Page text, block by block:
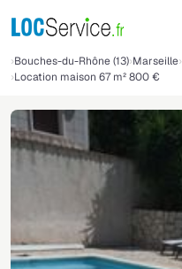
Bouches-du-Rhône (13) Marseille
Location maison 67 m² 800 €